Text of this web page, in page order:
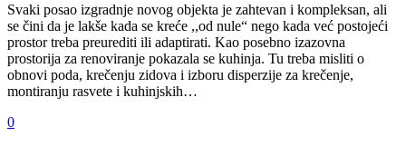
Svaki posao izgradnje novog objekta je zahtevan i kompleksan, ali
se čini da je lakše kada se kreće ,,od nule“ nego kada već postojeći
prostor treba preurediti ili adaptirati. Kao posebno izazovna
prostorija za renoviranje pokazala se kuhinja. Tu treba misliti o
obnovi poda, krečenju zidova i izboru disperzije za krečenje,
montiranju rasvete i kuhinjskih…
0